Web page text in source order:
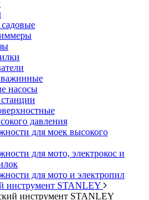
насосы
давления
для моек высокого
для мото, электрокос и
для мото и электропил
инструмент STANLEY
инструмент STANLEY